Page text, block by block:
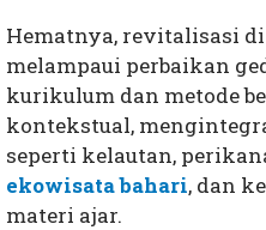
Hematnya, revitalisasi
melampaui perbaikan
kurikulum dan metode
kontekstual,
seperti kelautan,
ekowisata bahari, dan
materi ajar.